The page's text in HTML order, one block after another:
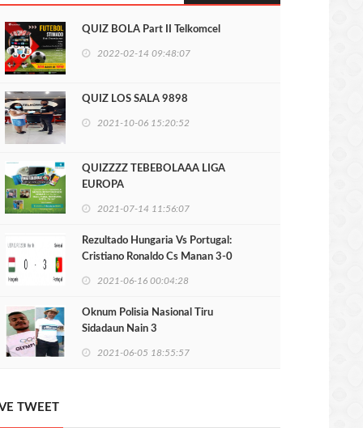
QUIZ BOLA Part II Telkomcel
2022-02-14 09:48:07
QUIZ LOS SALA 9898
2021-10-06 15:20:52
QUIZZZZ TEBEBOLAAA LIGA
EUROPA
2021-07-14 11:56:07
Rezultado Hungaria Vs Portugal:
Cristiano Ronaldo Cs Manan 3-0
2021-06-16 00:04:28
Oknum Polisia Nasional Tiru
Sidadaun Nain 3
2021-06-05 18:55:57
TWEET